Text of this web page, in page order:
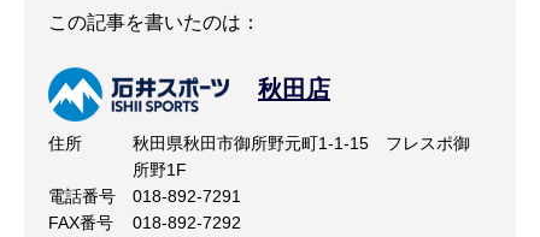
この記事を書いたのは：
秋田店
住所
秋田県秋田市御所野元町1-1-15 フレスポ御
所野1F
電話番号
018-892-7291
FAX番号
018-892-7292